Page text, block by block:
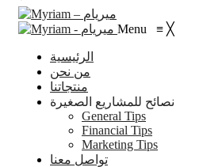
Menu ≡ ╳
الرئيسية
من نحن
منتجاتنا
نصائح للمشاريع الصغيرة
General Tips
Financial Tips
Marketing Tips
تواصل معنا